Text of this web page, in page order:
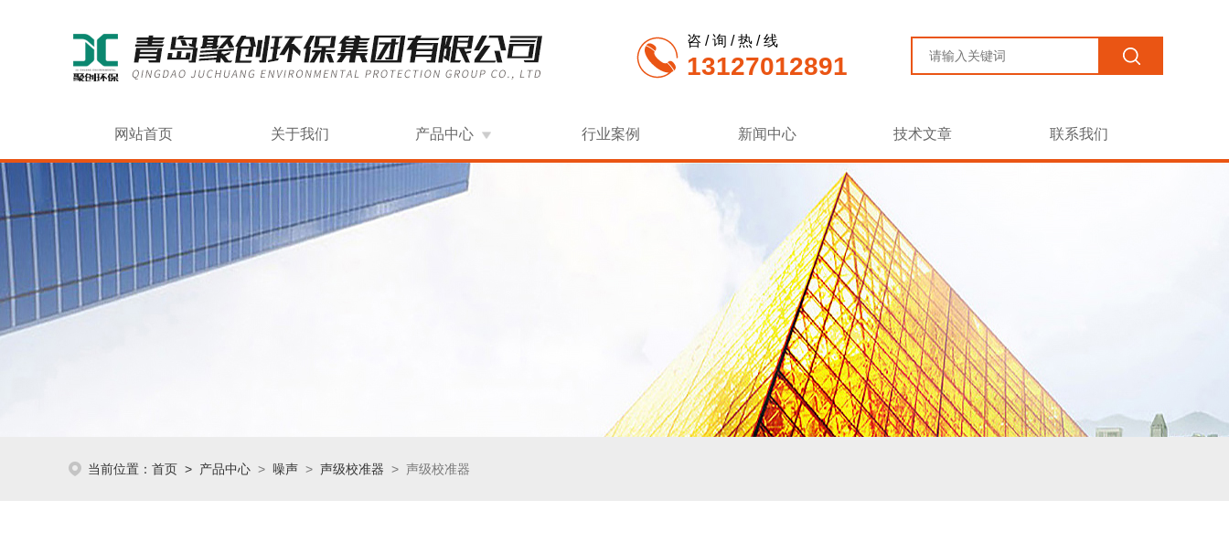
咨 / 询 / 热 / 线
13127012891
网站首页 关于我们 产品中心 行业案例 新闻中心 技术文章 联系我们
当前位置： 首页 > 产品中心 > 噪声 > 声级校准器 > 声级校准器